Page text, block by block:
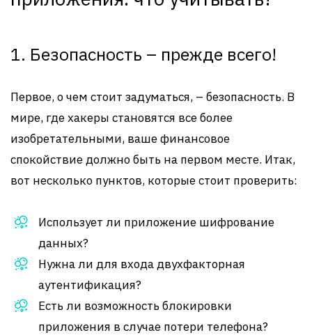
1. Безопасность – прежде всего!
Первое, о чем стоит задуматься, – безопасность. В
мире, где хакеры становятся все более
изобретательными, ваше финансовое
спокойствие должно быть на первом месте. Итак,
вот несколько пунктов, которые стоит проверить:
Использует ли приложение шифрование
данных?
Нужна ли для входа двухфакторная
аутентификация?
Есть ли возможность блокировки
приложения в случае потери телефона?